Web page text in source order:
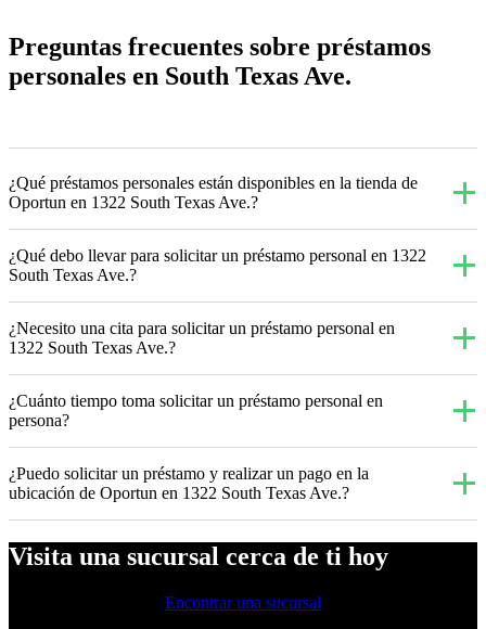
Preguntas frecuentes sobre préstamos
personales en South Texas Ave.
¿Qué préstamos personales están disponibles en la tienda de
Oportun en 1322 South Texas Ave.?
¿Qué debo llevar para solicitar un préstamo personal en 1322
South Texas Ave.?
¿Necesito una cita para solicitar un préstamo personal en
1322 South Texas Ave.?
¿Cuánto tiempo toma solicitar un préstamo personal en
persona?
¿Puedo solicitar un préstamo y realizar un pago en la
ubicación de Oportun en 1322 South Texas Ave.?
Visita una sucursal cerca de ti hoy
Encontrar una sucursal